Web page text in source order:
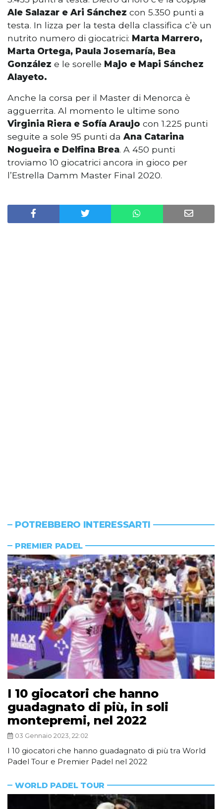
Ale Salazar e Ari Sánchez con 5.350 punti a
testa. In lizza per la testa della classifica c’è un
nutrito numero di giocatrici: Marta Marrero,
Marta Ortega, Paula Josemaría, Bea
González e le sorelle Majo e Mapi Sánchez
Alayeto.
Anche la corsa per il Master di Menorca è
agguerrita. Al momento le ultime sono
Virginia Riera e Sofía Araujo con 1.225 punti
seguite a sole 95 punti da Ana Catarina
Nogueira e Delfina Brea. A 450 punti
troviamo 10 giocatrici ancora in gioco per
l’Estrella Damm Master Final 2020.
POTREBBERO INTERESSARTI
PREMIER PADEL
I 10 giocatori che hanno
guadagnato di più, in soli
montepremi, nel 2022
03 Gennaio 2023, 22:02
I 10 giocatori che hanno guadagnato di più tra World
Padel Tour e Premier Padel nel 2022
WORLD PADEL TOUR